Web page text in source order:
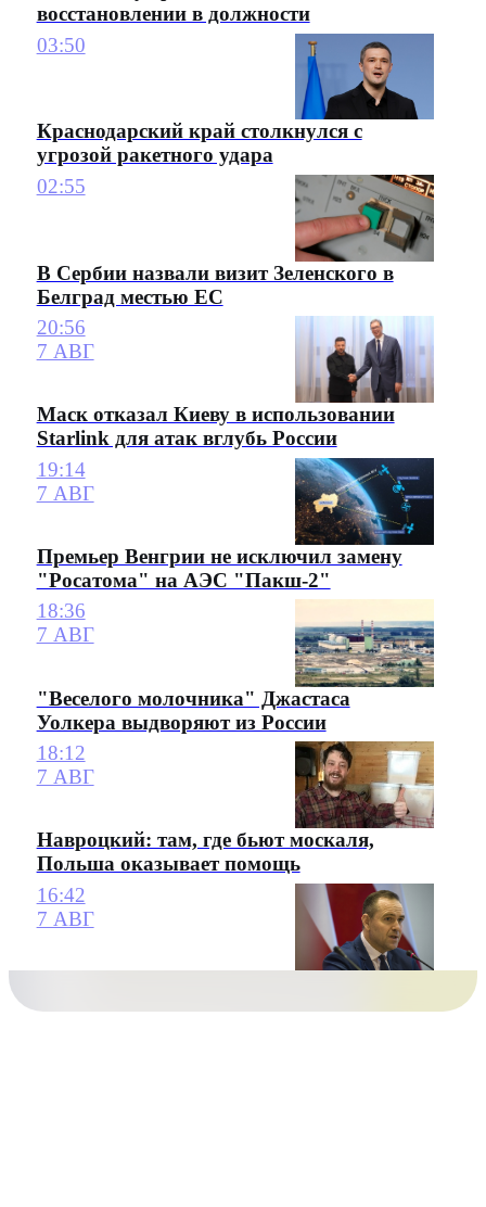
восстановлении в должности
03:50
Краснодарский край столкнулся с
угрозой ракетного удара
02:55
В Сербии назвали визит Зеленского в
Белград местью ЕС
20:56
7 АВГ
Маск отказал Киеву в использовании
Starlink для атак вглубь России
19:14
7 АВГ
Премьер Венгрии не исключил замену
"Росатома" на АЭС "Пакш-2"
18:36
7 АВГ
"Веселого молочника" Джастаса
Уолкера выдворяют из России
18:12
7 АВГ
Навроцкий: там, где бьют москаля,
Польша оказывает помощь
16:42
7 АВГ